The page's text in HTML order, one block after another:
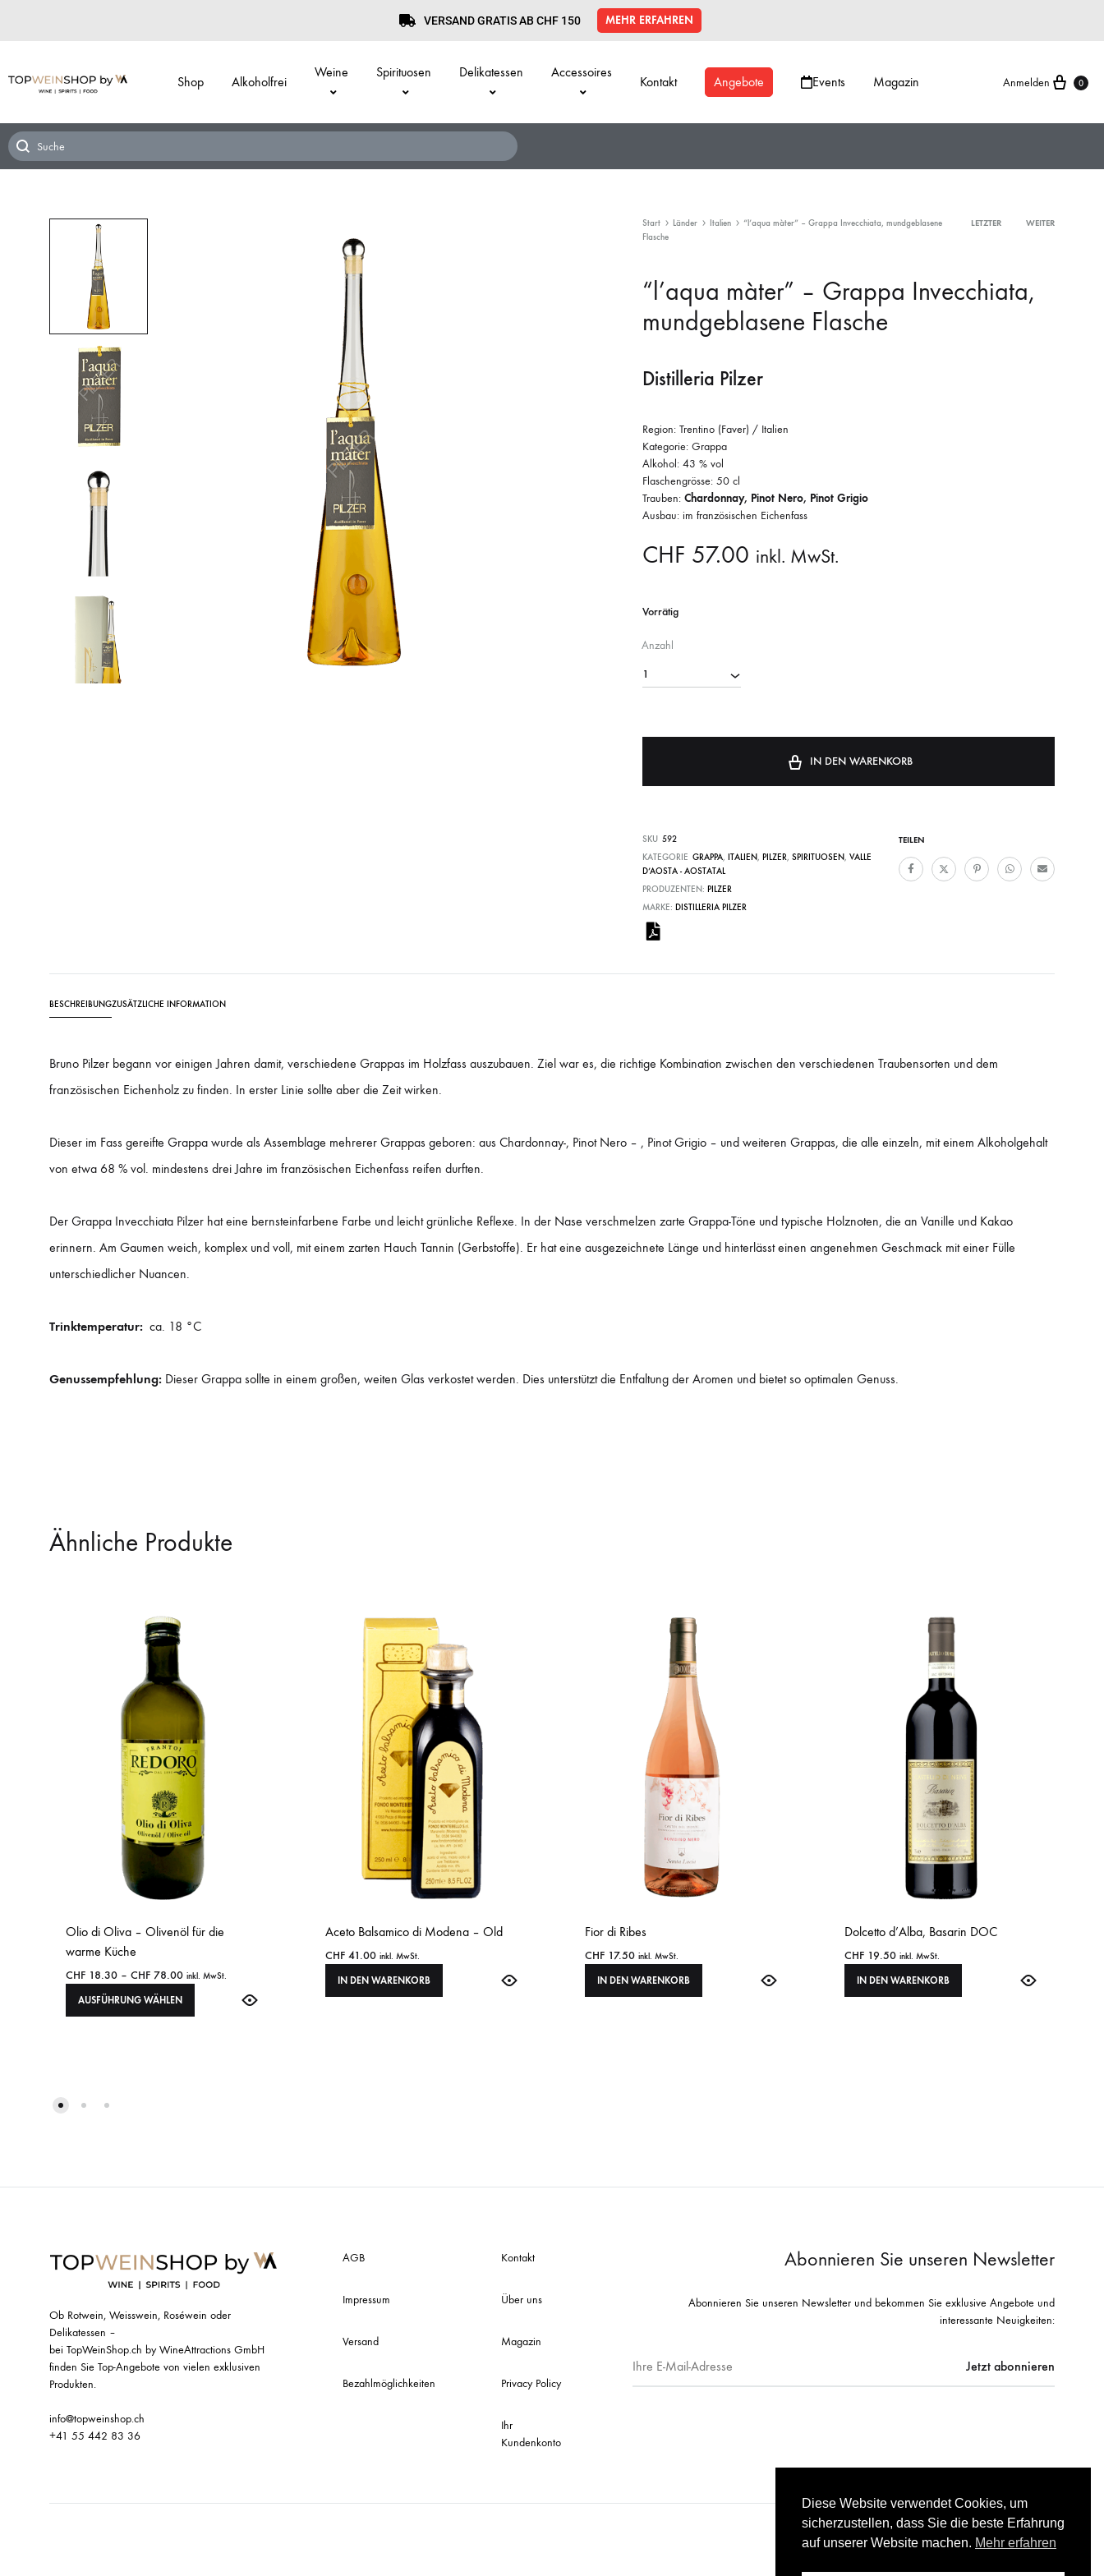
VERSAND GRATIS AB CHF 150 MEHR ERFAHREN
Shop Alkoholfrei
Weine Spirituosen Delikatessen Accessoires
Kontakt Angebote Events Magazin Anmelden 0
Start Länder Italien
“l’aqua màter” – Grappa Invecchiata, mundgeblasene
Flasche
LETZTER WEITER
“l’aqua màter” – Grappa Invecchiata,
mundgeblasene Flasche
Distilleria Pilzer
Region: Trentino (Faver) / Italien
Kategorie: Grappa
Alkohol: 43 % vol
Flaschengrösse: 50 cl
Trauben: Chardonnay, Pinot Nero, Pinot Grigio
Ausbau: im französischen Eichenfass
CHF 57.00 inkl. MwSt.
Vorrätig
Anzahl
1
IN DEN WARENKORB
TEILEN
SKU 592
KATEGORIE GRAPPA, ITALIEN, PILZER, SPIRITUOSEN, VALLE
D’AOSTA - AOSTATAL
PRODUZENTEN: PILZER
MARKE: DISTILLERIA PILZER
BESCHREIBUNGZUSÄTZLICHE INFORMATION
Bruno Pilzer begann vor einigen Jahren damit, verschiedene Grappas im Holzfass auszubauen. Ziel war es, die richtige Kombination zwischen den verschiedenen Traubensorten und dem
französischen Eichenholz zu finden. In erster Linie sollte aber die Zeit wirken.
Dieser im Fass gereifte Grappa wurde als Assemblage mehrerer Grappas geboren: aus Chardonnay-, Pinot Nero – , Pinot Grigio – und weiteren Grappas, die alle einzeln, mit einem Alkoholgehalt
von etwa 68 % vol. mindestens drei Jahre im französischen Eichenfass reifen durften.
Der Grappa Invecchiata Pilzer hat eine bernsteinfarbene Farbe und leicht grünliche Reflexe. In der Nase verschmelzen zarte Grappa-Töne und typische Holznoten, die an Vanille und Kakao
erinnern. Am Gaumen weich, komplex und voll, mit einem zarten Hauch Tannin (Gerbstoffe). Er hat eine ausgezeichnete Länge und hinterlässt einen angenehmen Geschmack mit einer Fülle
unterschiedlicher Nuancen.
Trinktemperatur: ca. 18 °C
Genussempfehlung: Dieser Grappa sollte in einem großen, weiten Glas verkostet werden. Dies unterstützt die Entfaltung der Aromen und bietet so optimalen Genuss.
Ähnliche Produkte
Olio di Oliva – Olivenöl für die
warme Küche
CHF 18.30 – CHF 78.00 inkl. MwSt.
AUSFÜHRUNG WÄHLEN
Aceto Balsamico di Modena – Old
CHF 41.00 inkl. MwSt.
IN DEN WARENKORB
Fior di Ribes
CHF 17.50 inkl. MwSt.
IN DEN WARENKORB
Dolcetto d’Alba, Basarin DOC
CHF 19.50 inkl. MwSt.
IN DEN WARENKORB
Ob Rotwein, Weisswein, Roséwein oder
Delikatessen –
bei TopWeinShop.ch by WineAttractions GmbH
finden Sie Top-Angebote von vielen exklusiven
Produkten.
info@topweinshop.ch
+41 55 442 83 36
AGB
Impressum
Versand
Bezahlmöglichkeiten
Kontakt
Über uns
Magazin
Privacy Policy
Ihr
Kundenkonto
Abonnieren Sie unseren Newsletter
Abonnieren Sie unseren Newsletter und bekommen Sie exklusive Angebote und
interessante Neuigkeiten:
Diese Website verwendet Cookies, um
sicherzustellen, dass Sie die beste Erfahrung
auf unserer Website machen. Mehr erfahren